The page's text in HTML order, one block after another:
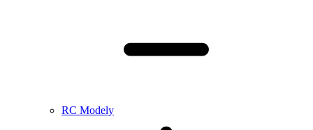
RC Modely